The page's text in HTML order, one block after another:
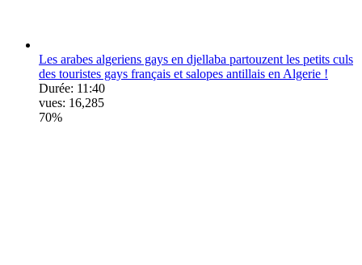
Les arabes algeriens gays en djellaba partouzent les petits culs
des touristes gays français et salopes antillais en Algerie !
Durée: 11:40
vues: 16,285
70%